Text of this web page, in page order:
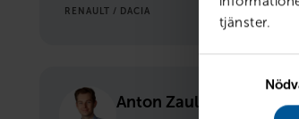
tjänster.
Biltvätt
RENAULT / DACIA
Anton Zaulich